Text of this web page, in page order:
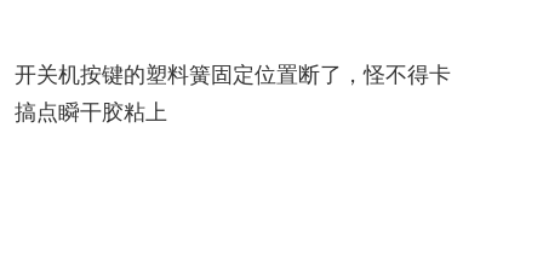
开关机按键的塑料簧固定位置断了，怪不得卡
搞点瞬干胶粘上